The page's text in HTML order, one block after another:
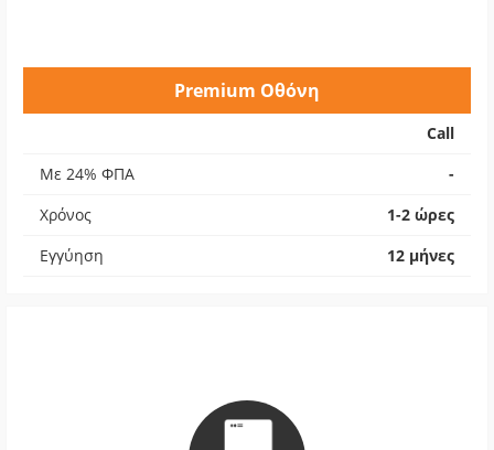
Premium Οθόνη
Call
Με 24% ΦΠΑ
-
Χρόνος
1-2 ώρες
Εγγύηση
12 μήνες